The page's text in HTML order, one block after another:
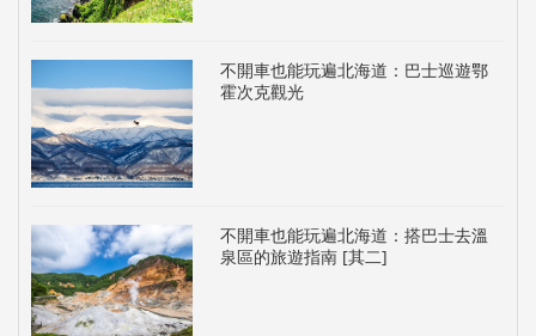
不開車也能玩遍北海道：巴士巡遊鄂
霍次克觀光
不開車也能玩遍北海道：搭巴士去溫
泉區的旅遊指南 [其二]